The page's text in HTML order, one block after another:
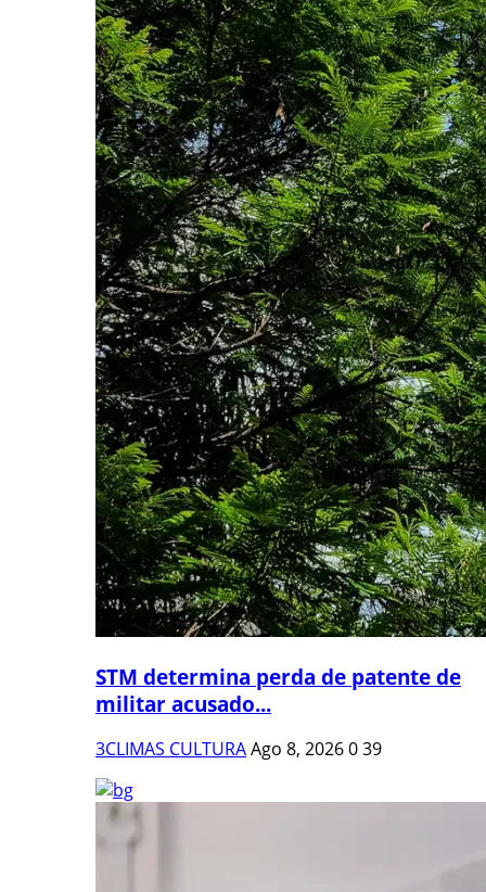
STM determina perda de patente de
militar acusado...
3CLIMAS CULTURAAgo 8, 2026039